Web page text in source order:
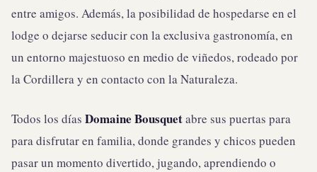
entre amigos. Además, la posibilidad de hospedarse en el
lodge o dejarse seducir con la exclusiva gastronomía, en
un entorno majestuoso en medio de viñedos, rodeado por
la Cordillera y en contacto con la Naturaleza.
Todos los días Domaine Bousquetabre sus puertas para
para disfrutar en familia, donde grandes y chicos pueden
pasar un momento divertido, jugando, aprendiendo o